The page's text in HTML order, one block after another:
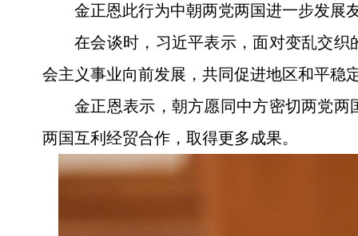
金正恩此行为中朝两党两国进一步发展
在会谈时，习近平表示，面对变乱交
会主义事业向前发展，共同促进地区和平稳
金正恩表示，朝方愿同中方密切两党
两国互利经贸合作，取得更多成果。